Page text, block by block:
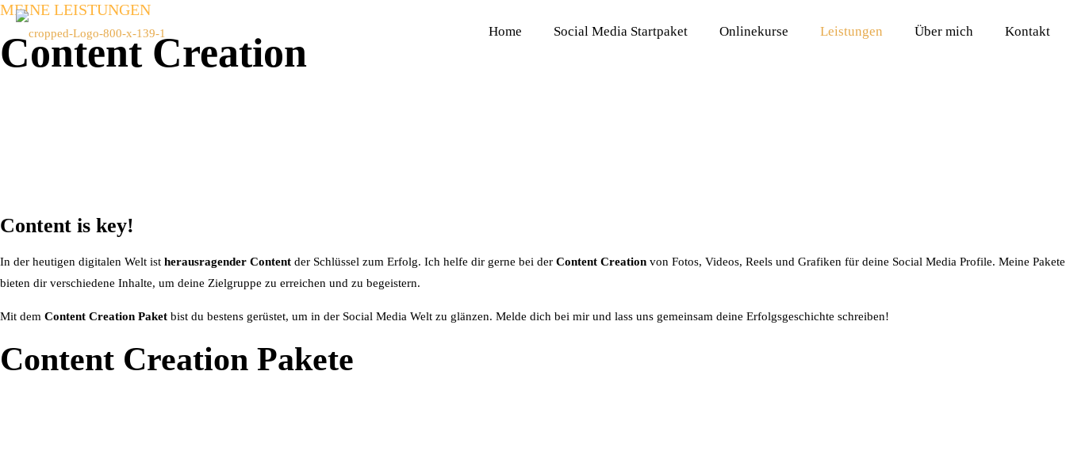
Home Social Media Startpaket Onlinekurse Leistungen Über mich Kontakt
MEINE LEISTUNGEN
Content Creation
Content is key!
In der heutigen digitalen Welt ist herausragender Content der Schlüssel zum Erfolg. Ich helfe dir gerne bei der Content Creation von Fotos, Videos, Reels und Grafiken für deine Social Media Profile. Meine Pakete
bieten dir verschiedene Inhalte, um deine Zielgruppe zu erreichen und zu begeistern.
Mit dem Content Creation Paket bist du bestens gerüstet, um in der Social Media Welt zu glänzen. Melde dich bei mir und lass uns gemeinsam deine Erfolgsgeschichte schreiben!
Content Creation Pakete